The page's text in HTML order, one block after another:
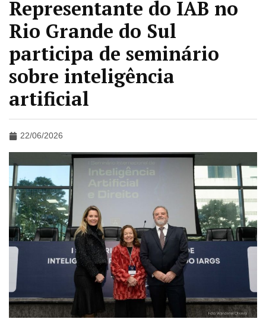
Representante do IAB no
Rio Grande do Sul
participa de seminário
sobre inteligência
artificial
22/06/2026